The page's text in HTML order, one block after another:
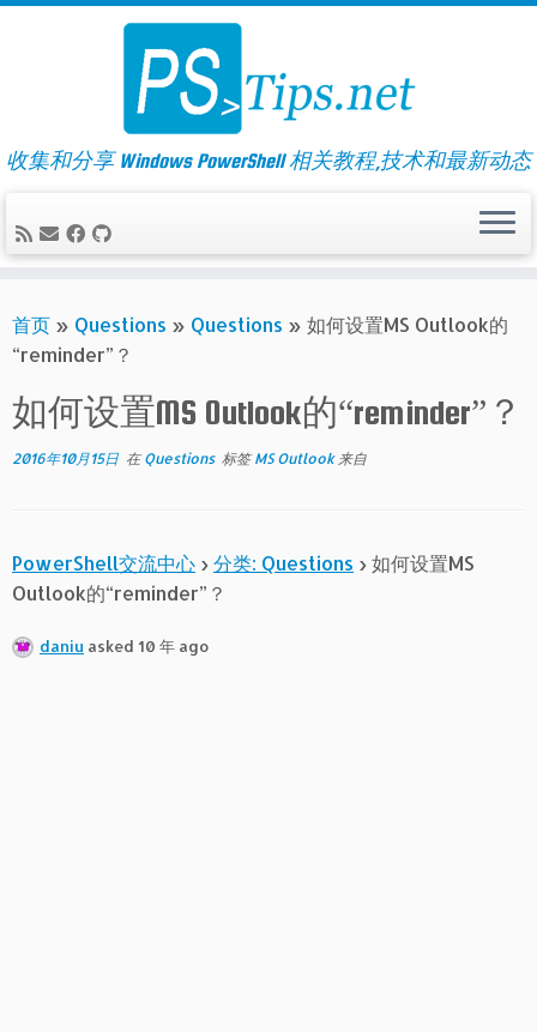
Skip
收集和分享 Windows PowerShell 相关教程,技术和最新动态
首页 » Questions » Questions » 如何设置MS Outlook的
“reminder”？
如何设置MS Outlook的“reminder”？
2016年10月15日 在 Questions 标签MS Outlook 来自
PowerShell交流中心 › 分类: Questions › 如何设置MS
Outlook的“reminder”？
daniu asked 10 年 ago